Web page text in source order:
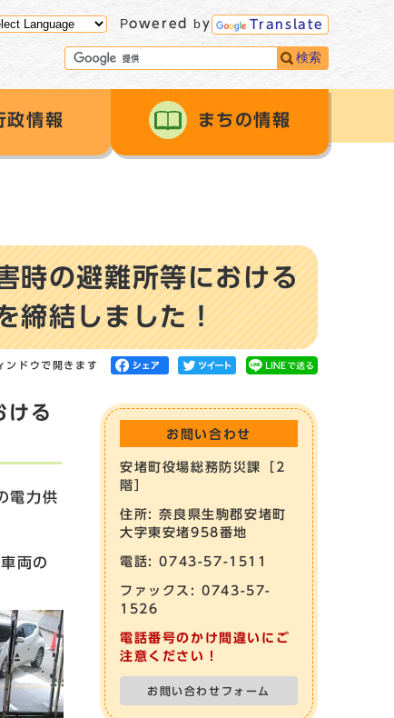
Powered by Translate
検索
政情報 まちの情報
時の避難所等における
締結しました！
ンドウで開きます
ける
電力供
両の
お問い合わせ
安堵町役場総務防災課［2
階］
住所: 奈良県生駒郡安堵町
大字東安堵958番地
電話: 0743-57-1511
ファックス: 0743-57-
1526
電話番号のかけ間違いにご
注意ください！
お問い合わせフォーム